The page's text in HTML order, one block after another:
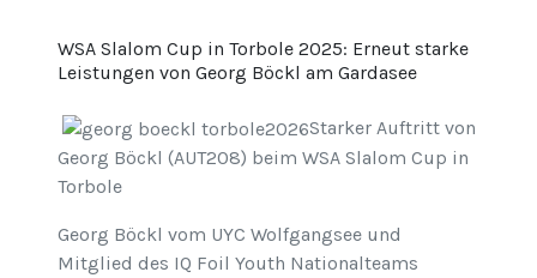
WSA Slalom Cup in Torbole 2025: Erneut starke
Leistungen von Georg Böckl am Gardasee
Starker Auftritt von
Georg Böckl (AUT208) beim WSA Slalom Cup in
Torbole
Georg Böckl vom UYC Wolfgangsee und
Mitglied des IQ Foil Youth Nationalteams